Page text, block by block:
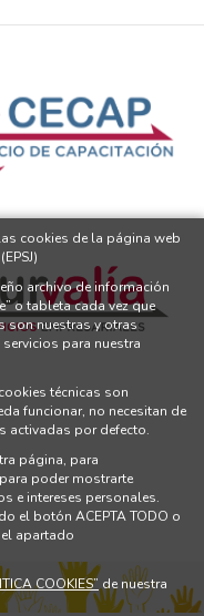
cookies de la página web
archivo de información
o tableta cada vez que
son nuestras y otras
para nuestra
técnicas son
funcionar, no necesitan de
activadas por defecto.
página, para
poder mostrarte
e intereses personales.
el botón ACEPTA TODO o
apartado
COOKIES” de nuestra